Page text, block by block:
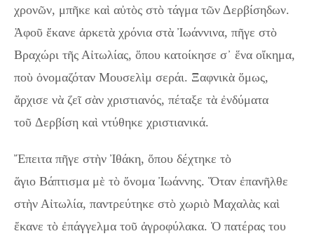
χρονῶν, μπῆκε καὶ αὐτὸς στὸ τάγμα τῶν Δερβίσηδων.
Ἀφοῦ ἔκανε ἀρκετὰ χρόνια στὰ Ἰωάννινα, πῆγε στὸ
Βραχώρι τῆς Αἰτωλίας, ὅπου κατοίκησε σ᾿ ἕνα οἴκημα,
ποὺ ὀνομαζόταν Μουσελὶμ σεράι. Ξαφνικὰ ὅμως,
ἄρχισε νὰ ζεῖ σὰν χριστιανός, πέταξε τὰ ἐνδύματα
τοῦ Δερβίση καὶ ντύθηκε χριστιανικά.
Ἔπειτα πῆγε στὴν Ἰθάκη, ὅπου δέχτηκε τὸ
ἅγιο Βάπτισμα μὲ τὸ ὄνομα Ἰωάννης. Ὅταν ἐπανῆλθε
στὴν Αἰτωλία, παντρεύτηκε στὸ χωριὸ Μαχαλὰς καὶ
ἔκανε τὸ ἐπάγγελμα τοῦ ἀγροφύλακα. Ὁ πατέρας του